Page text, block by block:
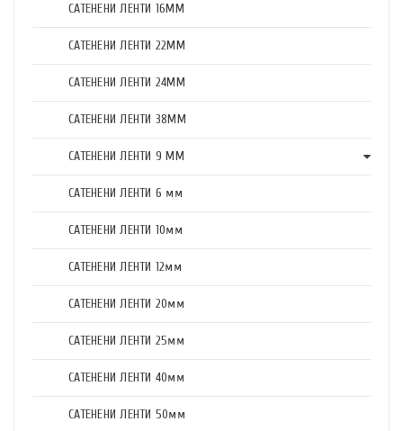
САТЕНЕНИ ЛЕНТИ 16ММ
САТЕНЕНИ ЛЕНТИ 22ММ
САТЕНЕНИ ЛЕНТИ 24ММ
САТЕНЕНИ ЛЕНТИ 38ММ
САТЕНЕНИ ЛЕНТИ 9 ММ
САТЕНЕНИ ЛЕНТИ 6 мм
САТЕНЕНИ ЛЕНТИ 10мм
САТЕНЕНИ ЛЕНТИ 12мм
САТЕНЕНИ ЛЕНТИ 20мм
САТЕНЕНИ ЛЕНТИ 25мм
САТЕНЕНИ ЛЕНТИ 40мм
САТЕНЕНИ ЛЕНТИ 50мм